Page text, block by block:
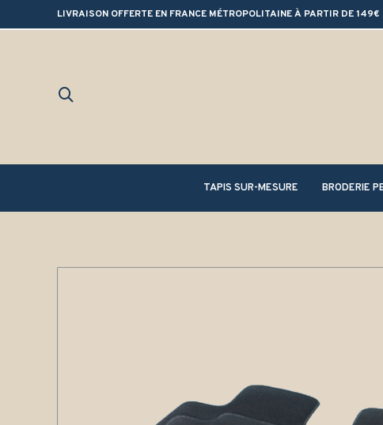
LIVRAISON OFFERTE EN FRANCE MÉTROPOLITAINE À PARTIR DE 149€
TAPIS SUR-MESURE BRODERIE